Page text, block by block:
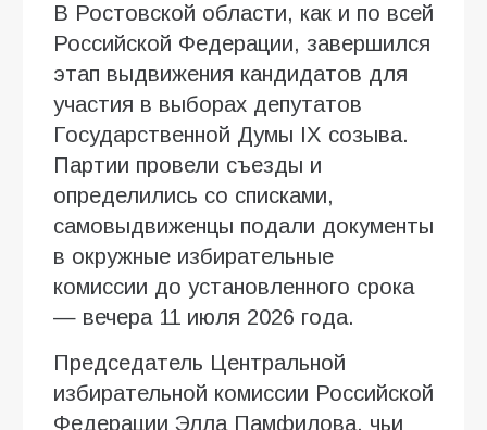
В Ростовской области, как и по всей
Российской Федерации, завершился
этап выдвижения кандидатов для
участия в выборах депутатов
Государственной Думы IX созыва.
Партии провели съезды и
определились со списками,
самовыдвиженцы подали документы
в окружные избирательные
комиссии до установленного срока
— вечера 11 июля 2026 года.
Председатель Центральной
избирательной комиссии Российской
Федерации Элла Памфилова, чьи